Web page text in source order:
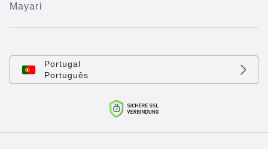
Mayari
Portugal
Português